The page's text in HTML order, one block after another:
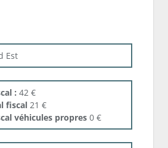
Est
: 42 €
fiscal 21 €
véhicules propres 0 €